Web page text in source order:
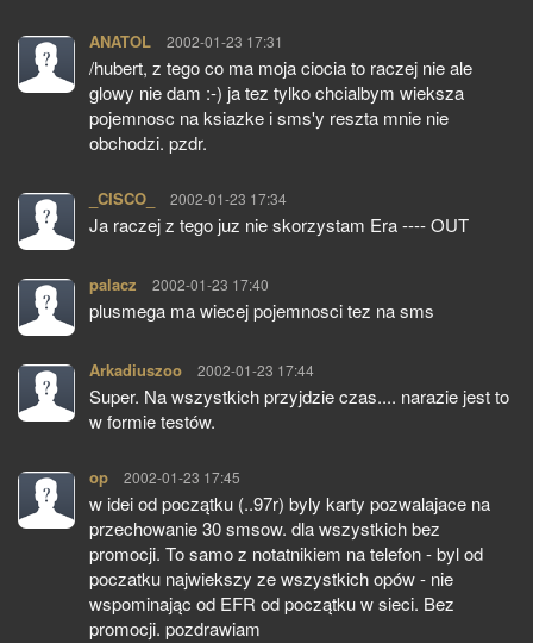
ANATOL pisze:
2002-01-23 17:31
/hubert, z tego co ma moja ciocia to raczej nie ale
glowy nie dam :-) ja tez tylko chcialbym wieksza
pojemnosc na ksiazke i sms'y reszta mnie nie
obchodzi. pzdr.
_CISCO_ pisze:
2002-01-23 17:34
Ja raczej z tego juz nie skorzystam Era ---- OUT
palacz pisze:
2002-01-23 17:40
plusmega ma wiecej pojemnosci tez na sms
Arkadiuszoo pisze:
2002-01-23 17:44
Super. Na wszystkich przyjdzie czas.... narazie jest to
w formie testów.
op pisze:
2002-01-23 17:45
w idei od początku (..97r) byly karty pozwalajace na
przechowanie 30 smsow. dla wszystkich bez
promocji. To samo z notatnikiem na telefon - byl od
poczatku najwiekszy ze wszystkich opów - nie
wspominając od EFR od początku w sieci. Bez
promocji. pozdrawiam